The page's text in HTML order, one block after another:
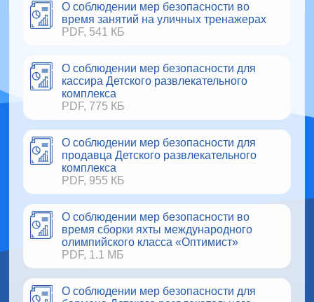
О соблюдении мер безопасности во
время занятий на уличных тренажерах
PDF, 541 КБ
О соблюдении мер безопасности для
кассира Детского развлекательного
комплекса
PDF, 775 КБ
О соблюдении мер безопасности для
продавца Детского развлекательного
комплекса
PDF, 955 КБ
О соблюдении мер безопасности во
время сборки яхты международного
олимпийского класса «Оптимист»
PDF, 1.1 МБ
О соблюдении мер безопасности для